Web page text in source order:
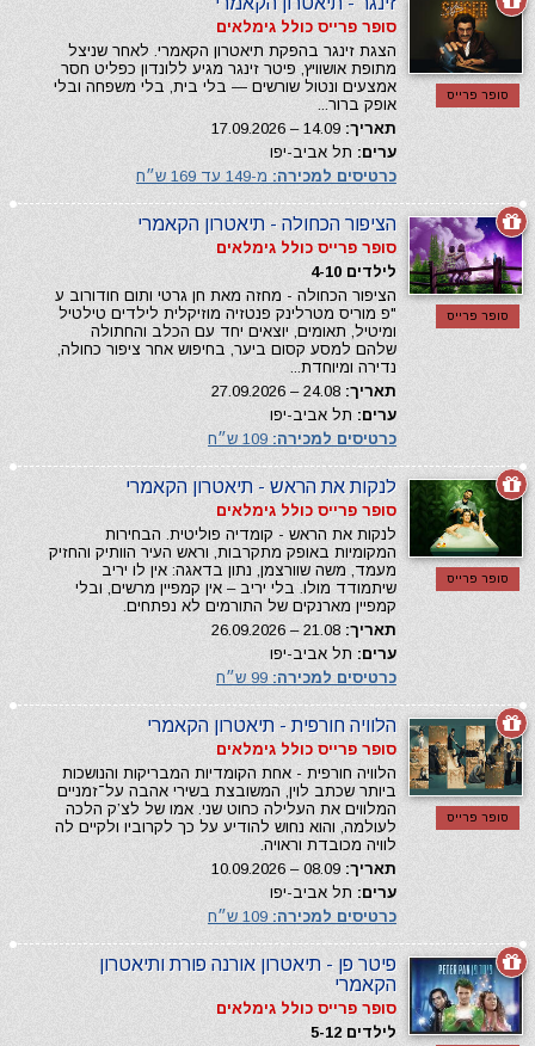
סופר פרייס
סופר פרייס כולל גימלאים
הצגת זינגר בהפקת תיאטרון הקאמרי. לאחר שניצל
מתופת אושוויץ, פיטר זינגר מגיע ללונדון כפליט חסר
אמצעים ונטול שורשים — בלי בית, בלי משפחה ובלי
אופק ברור...
תאריך:
ערים: תל אביב-יפו
כרטיסים למכירה: מ-149 עד 169 ש״ח
סופר פרייס
הציפור הכחולה - תיאטרון הקאמרי
סופר פרייס כולל גימלאים
לילדים 4-10
הציפור הכחולה - מחזה מאת חן גרטי ותום חודורוב ע
"פ מוריס מטרלינק פנטזיה מוזיקלית לילדים טילטיל
ומיטיל, תאומים, יוצאים יחד עם הכלב והחתולה
שלהם למסע קסום ביער, בחיפוש אחר ציפור כחולה,
נדירה ומיוחדת...
תאריך:
ערים: תל אביב-יפו
כרטיסים למכירה:
סופר פרייס
לנקות את הראש - תיאטרון הקאמרי
סופר פרייס כולל גימלאים
לנקות את הראש - קומדיה פוליטית. הבחירות
המקומיות באופק מתקרבות, וראש העיר הוותיק והחזיק
מעמד, משה שוורצמן, נתון בדאגה: אין לו יריב
שיתמודד מולו. בלי יריב – אין קמפיין מרשים, ובלי
קמפיין מארנקים של התורמים לא נפתחים.
תאריך:
ערים: תל אביב-יפו
כרטיסים למכירה:
סופר פרייס
הלוויה חורפית - תיאטרון הקאמרי
סופר פרייס כולל גימלאים
הלוויה חורפית - אחת הקומדיות המבריקות והנושכות
ביותר שכתב לוין, המשובצת בשירי אהבה על־זמניים
המלווים את העלילה כחוט שני. אמו של לצ’ק הלכה
לעולמה, והוא נחוש להודיע על כך לקרוביו ולקיים לה
לוויה מכובדת וראויה.
תאריך:
ערים: תל אביב-יפו
כרטיסים למכירה:
פיטר פן - תיאטרון אורנה פורת ותיאטרון
הקאמרי
סופר פרייס כולל גימלאים
לילדים 5-12